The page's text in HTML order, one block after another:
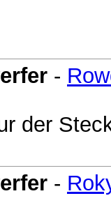
-
der
-